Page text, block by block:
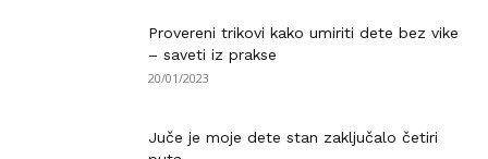
Provereni trikovi kako umiriti dete bez vike
– saveti iz prakse
20/01/2023
Juče je moje dete stan zaključalo četiri